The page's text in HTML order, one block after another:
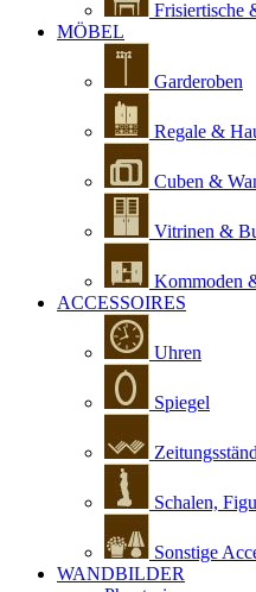
Frisiertische
MÖBEL
Garderoben
Regale &
Cuben &
Vitrinen &
Kommoden
ACCESSOIRES
Uhren
Spiegel
Schalen,
Sonstige
WANDBILDER